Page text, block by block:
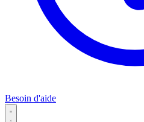
Besoin d'aide